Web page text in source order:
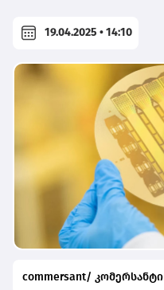
19.04.2025 • 14:10
commersant/ კომერსანტი